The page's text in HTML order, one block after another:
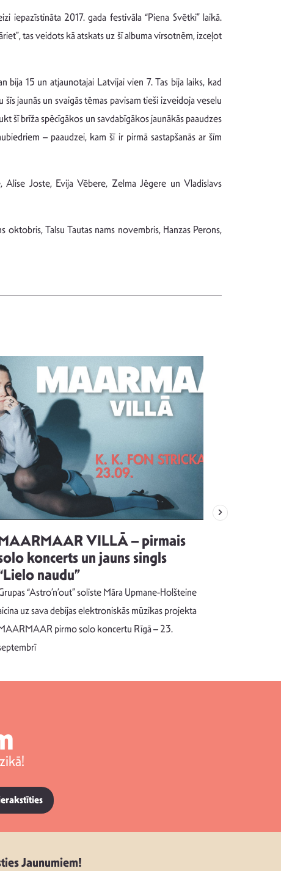
iepazīstināta 2017. gada festivāla “Piena Svētki” laikā.
tas veidots kā atskats uz šī albuma virsotnēm, izceļot
bija 15 un atjaunotajai Latvijai vien 7. Tas bija laiks, kad
jaunās un svaigās tēmas pavisam tieši izveidoja veselu
šī brīža spēcīgākos un savdabīgākos jaunākās paaudzes
– paaudzei, kam šī ir pirmā sastapšanās ar šīm
Alise Joste, Evija Vēbere, Zelma Jēgere un Vladislavs
Talsu Tautas nams novembris, Hanzas Perons,
VILLĀ – pirmais
koncerts un jauns singls
naudu”
“Astro’n’out” soliste Māra Upmane-Holšteine
uz sava debijas elektroniskās mūzikas projekta
pirmo solo koncertu Rīgā – 23.
Jaunumiem!